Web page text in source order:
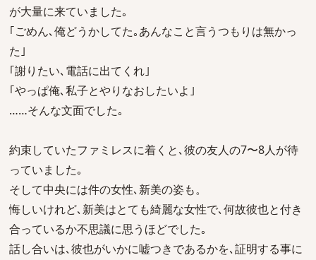
が大量に来ていました｡
｢ごめん､俺どうかしてた｡あんなこと言うつもりは無かっ
た｣
｢謝りたい､電話に出てくれ｣
｢やっぱ俺､私子とやりなおしたいよ｣
……そんな文面でした｡
約束していたファミレスに着くと､彼の友人の7〜8人が待
っていました｡
そして中央には件の女性､新美の姿も。
悔しいけれど､新美はとても綺麗な女性で､何故彼也と付き
合っているか不思議に思うほどでした｡
話し合いは､彼也がいかに嘘つきであるかを､証明する事に